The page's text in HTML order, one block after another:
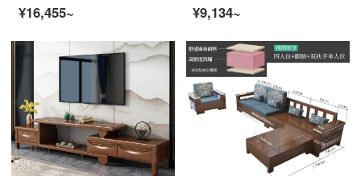
¥16,455~
¥9,134~